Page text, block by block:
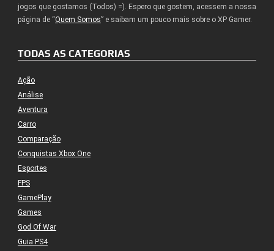
jogos que gostamos (Todos) =). Espero que gostem, acessem a nossa
página de “Quem Somos” e saibam um pouco mais sobre o XP Gamer.
TODAS AS CATEGORIAS
Ação
Análise
Aventura
Carro
Comparação
Conquistas Xbox One
Esportes
FPS
GamePlay
Games
God Of War
Guia PS4